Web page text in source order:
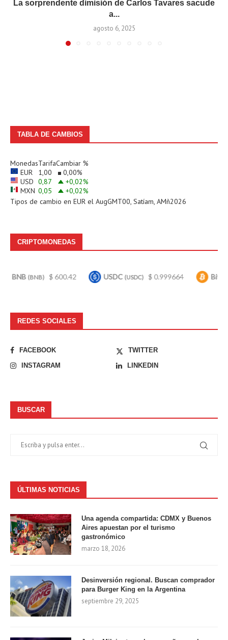
La sorprendente dimisión de Carlos Tavares sacude
a...
agosto 6, 2025
TABLA DE CAMBIOS
MonedasTarifaCambiar %
EUR
1,00 0,00%
USD 0,87 +0,02%
MXN 0,05 +0,02%
Tipos de cambio en EUR el AugGMT00, Satíam, AMñ2026
CRIPTOMONEDAS
(BNB) $ 600.42 USDC(USDC) $ 0.999664 Bitcoin(BTC)
REDES SOCIALES
FACEBOOK
TWITTER
INSTAGRAM
LINKEDIN
BUSCAR
ÚLTIMAS NOTICIAS
Una agenda compartida: CDMX y Buenos
Aires apuestan por el turismo
gastronómico
marzo 18, 2026
Desinversión regional. Buscan comprador
para Burger King en la Argentina
septiembre 29, 2025